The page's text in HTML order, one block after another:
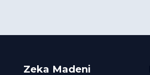
Zeka Madeni